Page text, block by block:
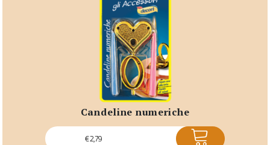
candeline numeriche
€2,79 ACQUISTA